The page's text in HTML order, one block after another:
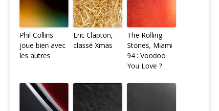
Phil Collins
joue bien avec
les autres
Eric Clapton,
classé Xmas
The Rolling
Stones, Miami
94 : Voodoo
You Love ?